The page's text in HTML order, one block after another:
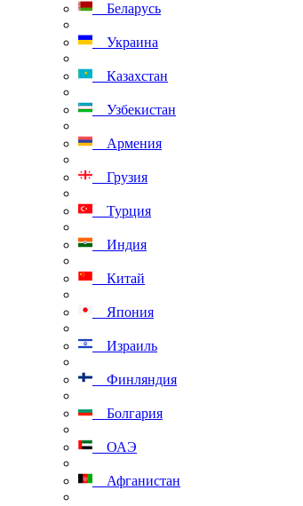
Беларусь
Украина
Казахстан
Узбекистан
Армения
Грузия
Турция
Индия
Китай
Япония
Израиль
Финляндия
Болгария
ОАЭ
Афганистан